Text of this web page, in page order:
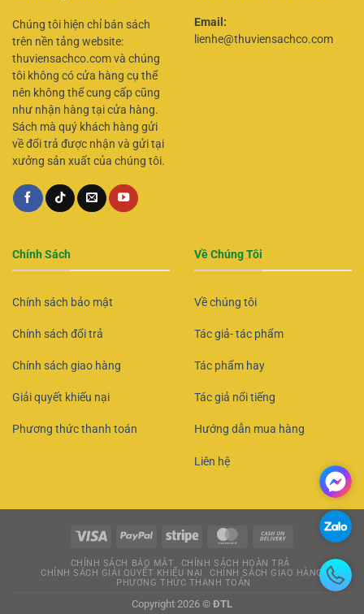
Chúng tôi hiện chỉ bán sách
trên nền tảng website:
thuviensachco.com và chúng
tôi không có cửa hàng cụ thể
nên không thể cung cấp cũng
như nhận hàng tại cửa hàng.
Sách mà quý khách hàng gửi
về đổi trả được nhận và gửi tại
xưởng sản xuất của chúng tôi.
Email:
lienhe@thuviensachco.com
Chính Sách
Chính sách bảo mật
Chính sách đổi trả
Chính sách giao hàng
Giải quyết khiếu nại
Phương thức thanh toán
Về Chúng Tôi
Về chúng tôi
Tác giả- tác phẩm
Tác phẩm hay
Tác giả nổi tiếng
Hướng dẫn mua hàng
Liên hệ
CHÍNH SÁCH BẢO MẬT
CHÍNH SÁCH HOÀN TRẢ
CHÍNH SÁCH GIẢI QUYẾT KHIẾU NẠI
CHÍNH SÁCH GIAO HÀNG
PHƯƠNG THỨC THANH TOÁN
Copyright 2026 © ĐTL